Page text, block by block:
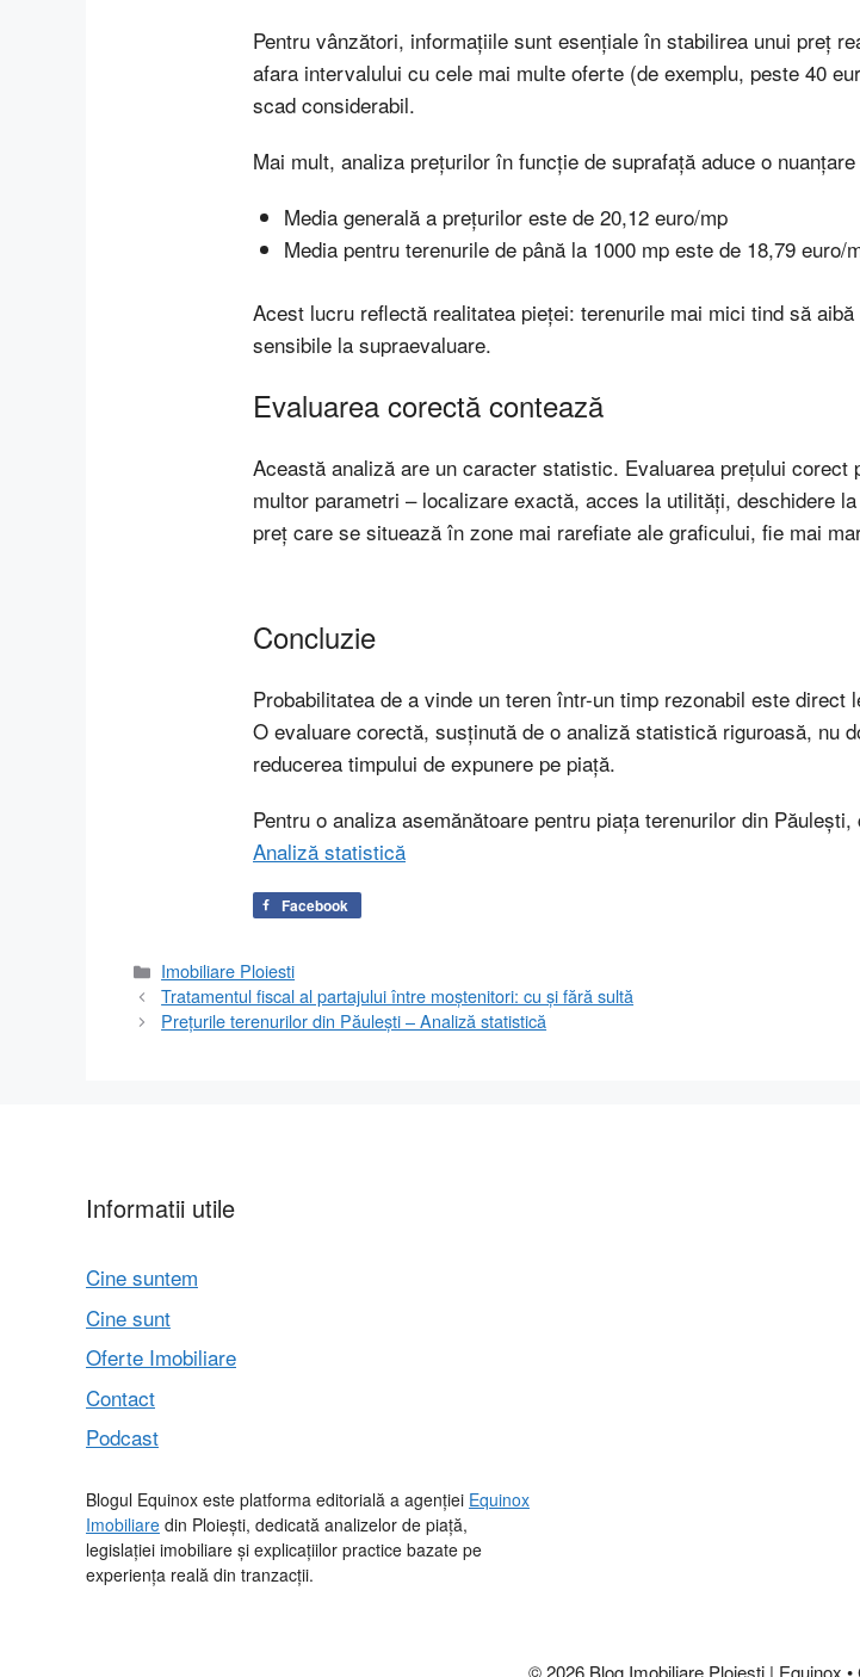
Pentru vânzători, informațiile sunt esențiale în stabilirea unui preț
afara intervalului cu cele mai multe oferte (de exemplu, peste 40
scad considerabil.
Mai mult, analiza prețurilor în funcție de suprafață aduce o
Media generală a prețurilor este de 20,12 euro/mp
Media pentru terenurile de până la 1000 mp este de 18,79
Acest lucru reflectă realitatea pieței: terenurile mai mici tind să
sensibile la supraevaluare.
Evaluarea corectă contează
Această analiză are un caracter statistic. Evaluarea prețului
multor parametri – localizare exactă, acces la utilități, deschidere
preț care se situează în zone mai rarefiate ale graficului, fie mai
Concluzie
Probabilitatea de a vinde un teren într-un timp rezonabil este
O evaluare corectă, susținută de o analiză statistică riguroasă, nu
reducerea timpului de expunere pe piață.
Pentru o analiza asemănătoare pentru piața terenurilor din
Analiză statistică
Facebook
Categorii
Imobiliare Ploiesti
Tratamentul fiscal al partajului între moștenitori: cu și fără sultă
Prețurile terenurilor din Păulești – Analiză statistică
Informatii utile
Cine suntem
Cine sunt
Oferte Imobiliare
Contact
Podcast
Blogul Equinox este platforma editorială a agenției Equinox
Imobiliare din Ploiești, dedicată analizelor de piață,
legislației imobiliare și explicațiilor practice bazate pe
experiența reală din tranzacții.